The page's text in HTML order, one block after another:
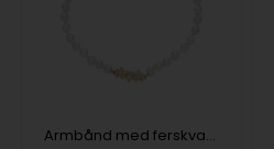
Armbånd med ferskvands perler og blomsterkrans + zirkonia 8 karat